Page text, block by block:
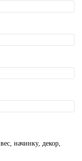
вес, начинку, декор,